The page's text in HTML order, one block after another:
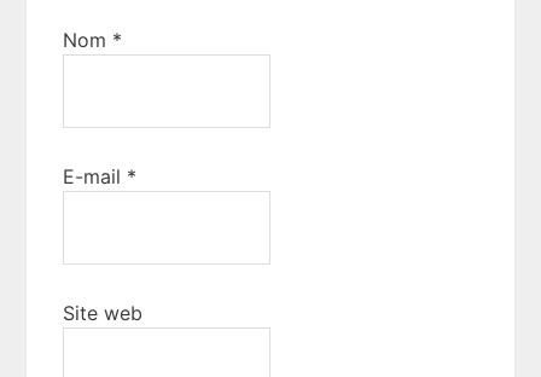
Nom *
E-mail *
Site web